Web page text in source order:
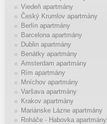
Viedeň apartmány
Český Krumlov apartmány
Berlín apartmány
Barcelona apartmány
Dublin apartmány
Benátky apartmány
Amsterdam apartmány
Rím apartmány
Mníchov apartmány
Varšava apartmány
Krakov apartmány
Mariánske Lázne apartmány
Roháče - Habovka apartmány